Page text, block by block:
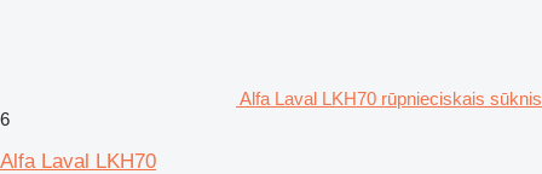
Alfa Laval LKH70 rūpnieciskais sūknis
6
Alfa Laval LKH70